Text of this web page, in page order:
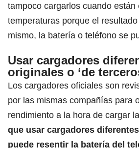
tampoco cargarlos cuando están
temperaturas porque el
mismo, la batería o teléfono se
Usar cargadores
originales o ‘de
Los cargadores oficiales son
por las mismas compañías para
rendimiento a la hora de cargar
que usar cargadores diferentes
puede resentir la batería del